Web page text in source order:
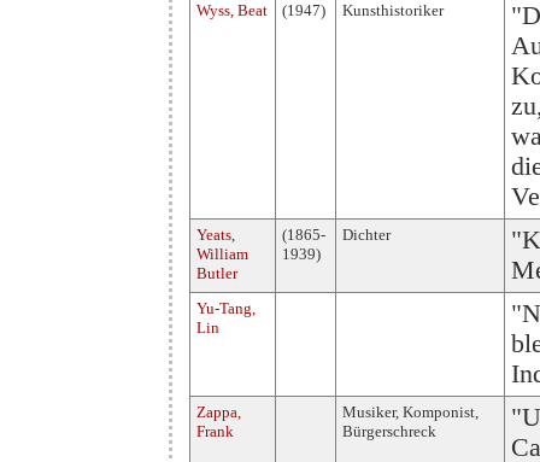
Wyss, Beat (1947) Kunsthistoriker
Yeats,
William
Butler
(1865-
1939)
Dichter
Yu-Tang,
Lin
Zappa,
Frank
Musiker, Komponist,
Bürgerschreck